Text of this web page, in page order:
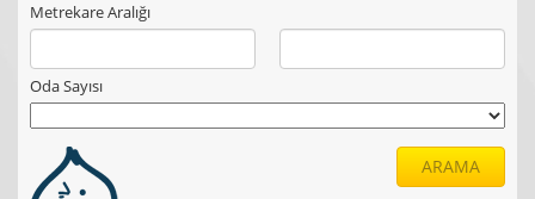
Metrekare Aralığı
Oda Sayısı
ARAMA